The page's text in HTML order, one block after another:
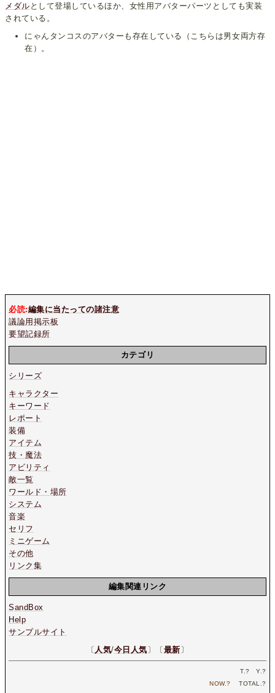
メダル として登場しているほか、女性用アバターパーツとしても実装
されている。
にゃんタンコスのアバターも存在している（こちらは男女両方存
在）。
必読:編集に当たっての諸注意
議論用掲示板
要望記録所
カテゴリ
シリーズ
キャラクター
キーワード
レポート
装備
アイテム
技・魔法
アビリティ
敵一覧
ワールド・場所
システム
音楽
セリフ
ミニゲーム
その他
リンク集
編集関連リンク
SandBox
Help
サンプルサイト
〔 人気/今日人気 〕〔 最新 〕
T.? Y.?
NOW.? TOTAL.?